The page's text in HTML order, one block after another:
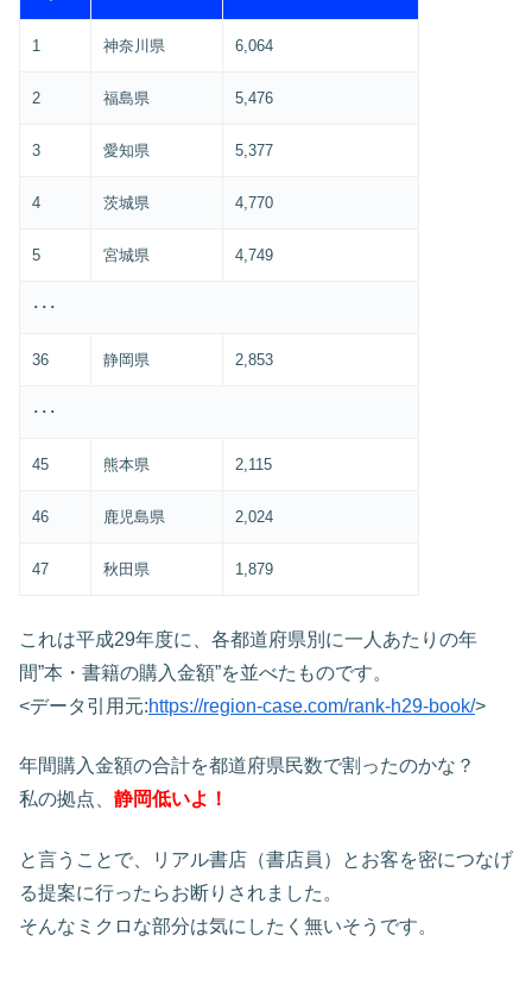
1 神奈川県 6,064
2 福島県 5,476
3 愛知県 5,377
4 茨城県 4,770
5 宮城県 4,749
･･･
36 静岡県 2,853
･･･
45 熊本県 2,115
46 鹿児島県 2,024
47 秋田県 1,879
これは平成29年度に、各都道府県別に一人あたりの年
間”本・書籍の購入金額”を並べたものです。
<データ引用元:https://region-case.com/rank-h29-book/>
年間購入金額の合計を都道府県民数で割ったのかな？
私の拠点、 静岡低いよ！
と言うことで、リアル書店（書店員）とお客を密につなげ
る提案に行ったらお断りされました。
そんなミクロな部分は気にしたく無いそうです。